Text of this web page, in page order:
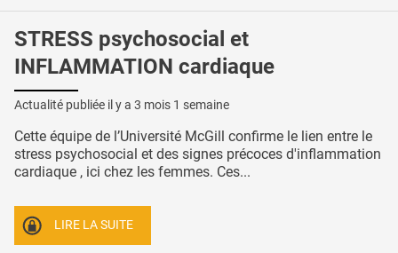
STRESS psychosocial et
INFLAMMATION cardiaque
Actualité publiée il y a 3 mois 1 semaine
Cette équipe de l’Université McGill confirme le lien entre le
stress psychosocial et des signes précoces d'inflammation
cardiaque , ici chez les femmes. Ces...
LIRE LA SUITE